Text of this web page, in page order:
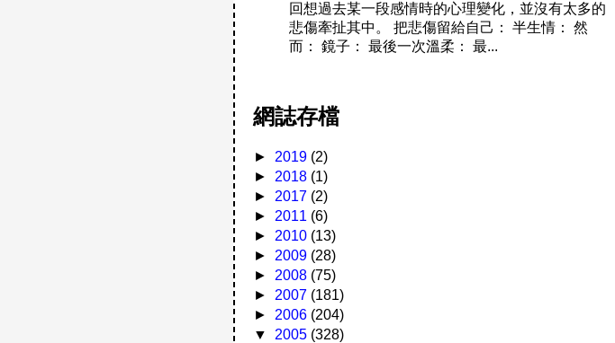
回想過去某一段感情時的心理變化，並沒有太多的
悲傷牽扯其中。 把悲傷留給自己： 半生情： 然
而： 鏡子： 最後一次溫柔： 最...
網誌存檔
► 2019 (2)
► 2018 (1)
► 2017 (2)
► 2011 (6)
► 2010 (13)
► 2009 (28)
► 2008 (75)
► 2007 (181)
► 2006 (204)
▼ 2005 (328)